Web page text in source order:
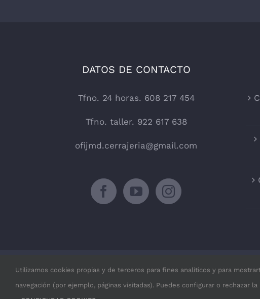
DATOS DE CONTACTO
Tfno. 24 horas. 608 217 454
Tfno. taller. 922 617 638
ofijmd.cerrajeria@gmail.com
© Copyright 2019 -2026 | Cerrajería
Utilizamos cookies propias y de terceros para fines analíticos y para
navegación (por ejemplo, páginas visitadas). Puedes configurar o rechazar